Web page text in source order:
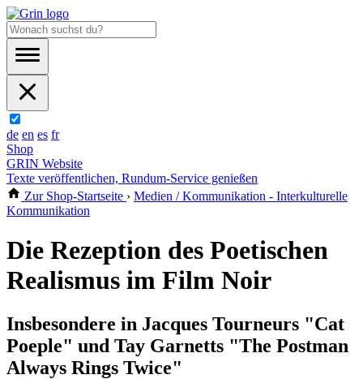
de en es fr
Shop
GRIN Website
Texte veröffentlichen, Rundum-Service genießen
Zur Shop-Startseite › Medien / Kommunikation - Interkulturelle
Kommunikation
Die Rezeption des Poetischen
Realismus im Film Noir
Insbesondere in Jacques Tourneurs "Cat
Poeple" und Tay Garnetts "The Postman
Always Rings Twice"